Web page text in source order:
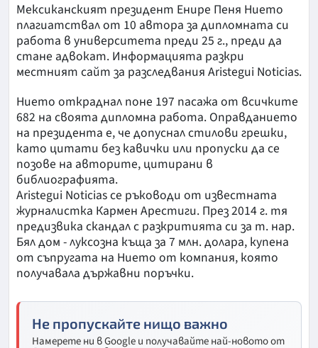
Мексиканският президент Енире Пеня Нието
плагиатствал от 10 автора за дипломната си
работа в университета преди 25 г., преди да
стане адвокат. Информацията разкри
местният сайт за разследвания Aristegui Noticias.
Нието откраднал поне 197 пасажа от всичките
682 на своята дипломна работа. Оправданието
на президента е, че допуснал стилови грешки,
като цитати без кавички или пропуски да се
позове на авторите, цитирани в
библиографията.
Aristegui Noticias се ръководи от известната
журналистка Кармен Арестиги. През 2014 г. тя
предизвика скандал с разкритията си за т. нар.
Бял дом - луксозна къща за 7 млн. долара, купена
от съпругата на Нието от компания, която
получавала държавни поръчки.
Не пропускайте нищо важно
Намерете ни в Google и получавайте най-новото от